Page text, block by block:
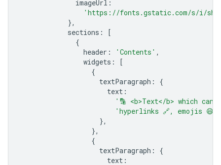
imageUrl :
'https://fonts.gstatic.com/s/i/
},
sections :
[
{
header : 'Contents' ,
widgets :
[
{
textParagraph :
{
text :
'🔡 <b>Text</b> which
'hyperlinks 🔗, emojis
},
},
{
textParagraph :
{
text :